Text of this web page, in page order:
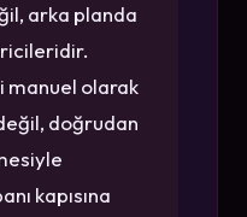
arka planda
manuel olarak
doğrudan
kapısına